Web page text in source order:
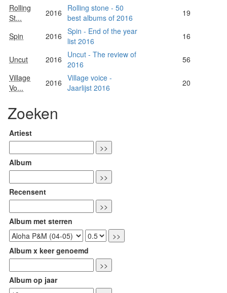
Rolling
St...
2016
Rolling stone - 50
best albums of 2016
19
Spin 2016 Spin - End of the year
list 2016
16
Uncut 2016
Uncut - The review of
2016
56
Village
Vo...
2016 Village voice -
Jaarlijst 2016
20
Zoeken
Artiest
Album
Recensent
Album met sterren
Album x keer genoemd
Album op jaar